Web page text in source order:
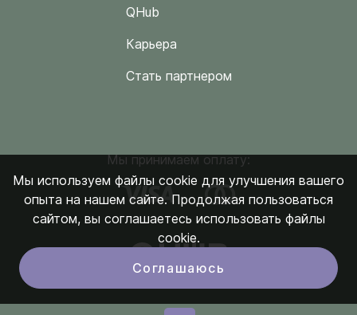
QHub
Карьера
Стать партнером
Мы принимаем оплату:
Мы используем файлы cookie для улучшения вашего
опыта на нашем сайте. Продолжая пользоваться
сайтом, вы соглашаетесь использовать файлы
cookie.
Соглашаюсь